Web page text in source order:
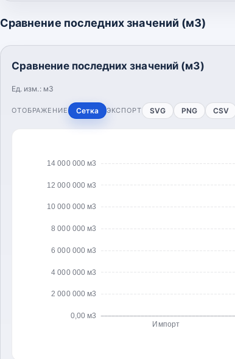
Сравнение последних значений (м3)
Сравнение последних значений (м3)
Ед. изм.: м3
ОТОБРАЖЕНИЕ Сетка ЭКСПОРТ SVG PNG CSV
0,00 м3
2 000 000 м3
4 000 000 м3
6 000 000 м3
8 000 000 м3
10 000 000 м3
12 000 000 м3
14 000 000 м3
Импорт